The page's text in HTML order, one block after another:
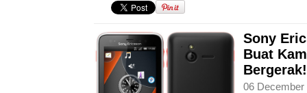
Sony
Buat
Bergerak!
06